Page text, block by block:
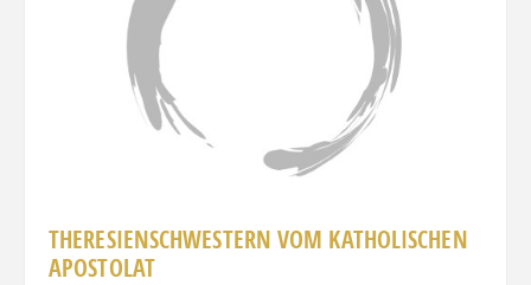
THERESIENSCHWESTERN VOM KATHOLISCHEN
APOSTOLAT